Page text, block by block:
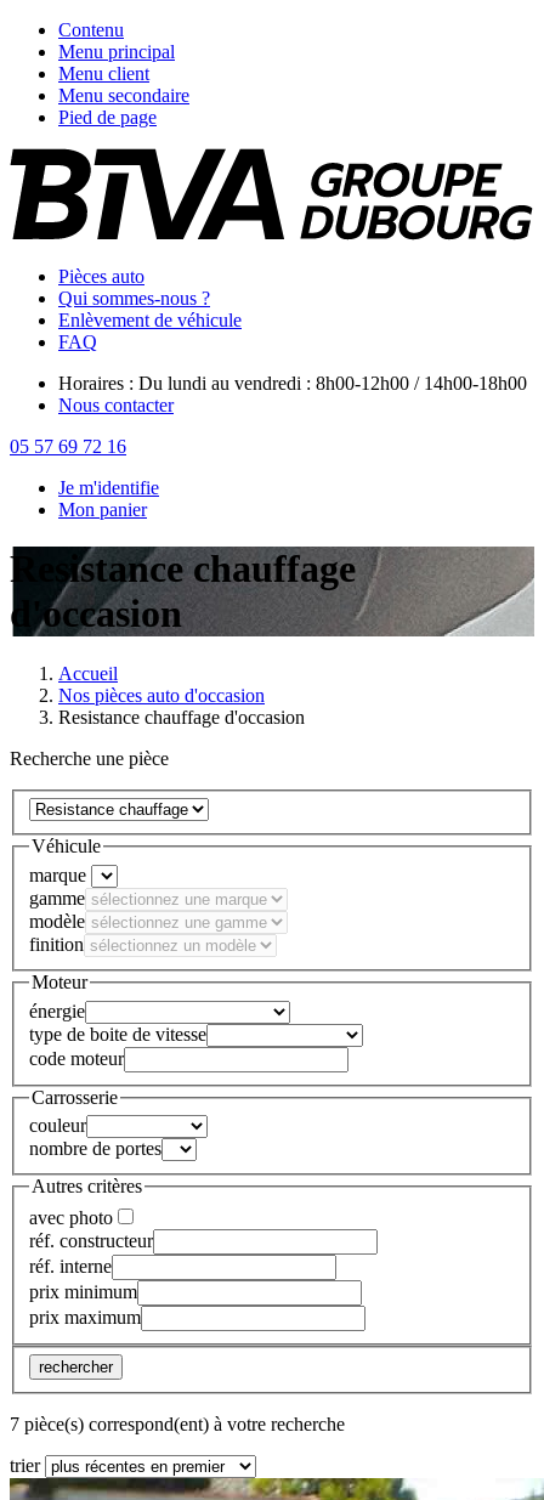
Contenu
Menu principal
Menu client
Menu secondaire
Pied de page
Pièces auto
Qui sommes-nous ?
Enlèvement de véhicule
FAQ
Horaires : Du lundi au vendredi : 8h00-12h00 / 14h00-18h00
Nous contacter
05 57 69 72 16
Je m'identifie
Mon panier
Resistance chauffage
d'occasion
Accueil
Nos pièces auto d'occasion
Resistance chauffage d'occasion
Recherche une pièce
Véhicule
marque
gamme
modèle
finition
Moteur
énergie
type de boite de vitesse
code moteur
Carrosserie
couleur
nombre de portes
Autres critères
avec photo
réf. constructeur
réf. interne
prix minimum
prix maximum
rechercher
7 pièce(s) correspond(ent) à votre recherche
trier